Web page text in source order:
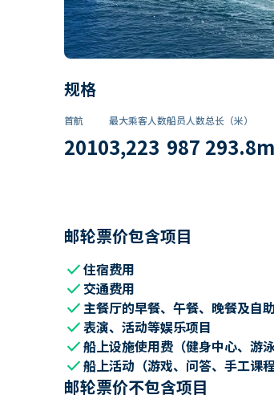
规格
首航
2010
最大乘客人数
3,223
船员人数
987
总长（米）
293.8m
邮轮票价包含项目
check住宿费用
check 交通费用
check主餐厅的早餐、午餐、晚餐及自
check表演、活动等娱乐项目
check船上设施使用费（健身中心、游
check船上活动（游戏、问答、手工课程
邮轮票价不包含项目